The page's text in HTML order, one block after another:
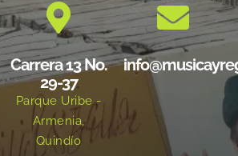
Carrera 13 No.
29-37
Parque Uribe -
Armenia,
Quindío